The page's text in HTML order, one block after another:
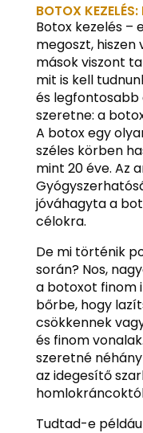
BOTOX
Botox kezelés –
megoszt, hiszen
mások viszont
mit is kell
és legfontosabb
szeretne: a
A botox egy
széles körben
mint 20 éve. Az
jóváhagyta a
célokra.
De mi történik
során? Nos,
a botoxot finom
bőrbe, hogy
csökkennek
és finom
szeretné
az idegesítő
Tudtad-e